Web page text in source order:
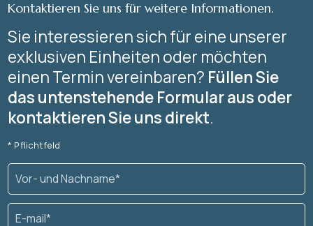
Kontaktieren Sie uns für weitere Informationen.
Sie interessieren sich für eine unserer
exklusiven Einheiten oder möchten
einen Termin vereinbaren? Füllen Sie
das untenstehende Formular aus oder
kontaktieren Sie uns direkt.
* Pflichtfeld